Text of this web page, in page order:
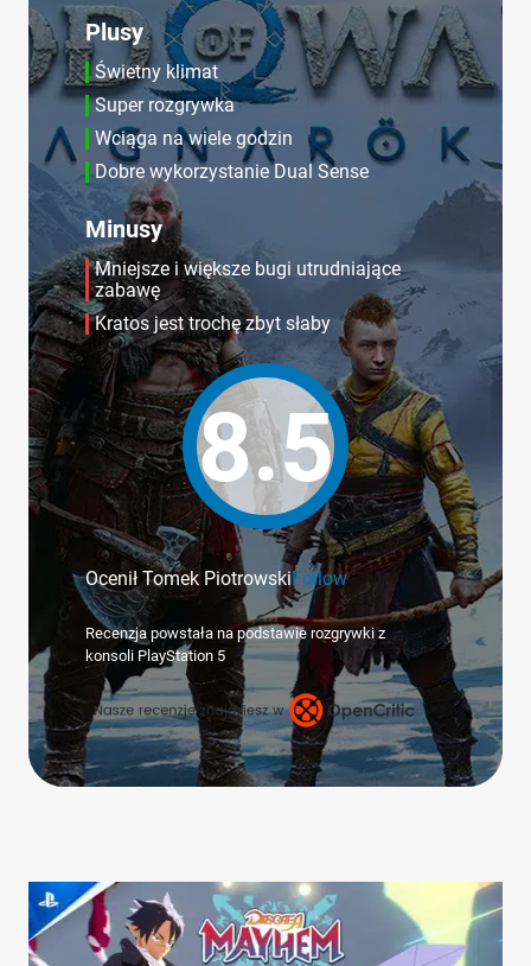
Plusy
Świetny klimat
Super rozgrywka
Wciąga na wiele godzin
Dobre wykorzystanie Dual Sense
Minusy
Mniejsze i większe bugi utrudniające
zabawę
Kratos jest trochę zbyt słaby
8.5
Ocenił Tomek PiotrowskiFollow
Recenzja powstała na podstawie rozgrywki z
konsoli PlayStation 5